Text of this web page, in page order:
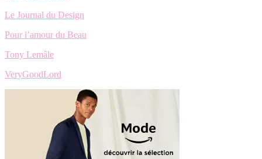
Le Journal du Design
Pour l’amour du Beau
Tony Lemâle
VeryGoodLord